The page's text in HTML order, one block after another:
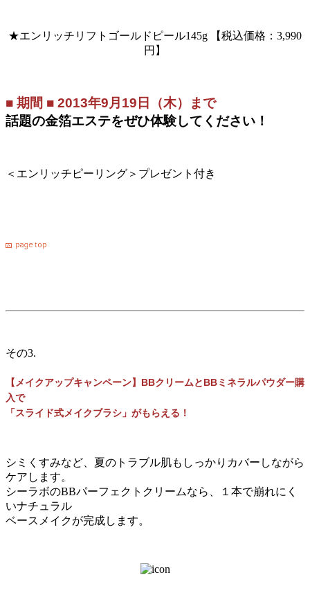
★エンリッチリフトゴールドピール145g 【税込価格：3,990
円】
■ 期間 ■ 2013年9月19日（木）まで
話題の金箔エステをぜひ体験してください！
＜エンリッチピーリング＞プレゼント付き
その3.
【メイクアップキャンペーン】BBクリームとBBミネラルパウダー購
入で
「スライド式メイクブラシ」がもらえる！
シミくすみなど、夏のトラブル肌もしっかりカバーしながら
ケアします。
シーラボのBBパーフェクトクリームなら、１本で崩れにく
いナチュラル
ベースメイクが完成します。